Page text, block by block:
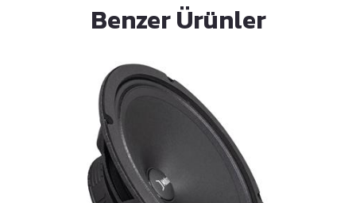
Benzer Ürünler